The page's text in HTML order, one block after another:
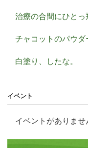
治療の合間にひと
チャコットのパウダ
白塗り、したな。
イベント
イベントがありませ